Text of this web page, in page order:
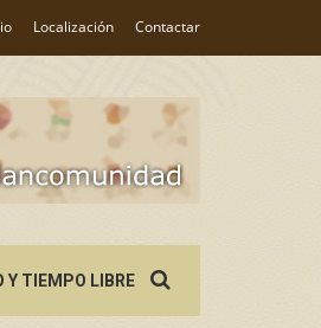
Localización Contactar
Y TIEMPO LIBREfor: